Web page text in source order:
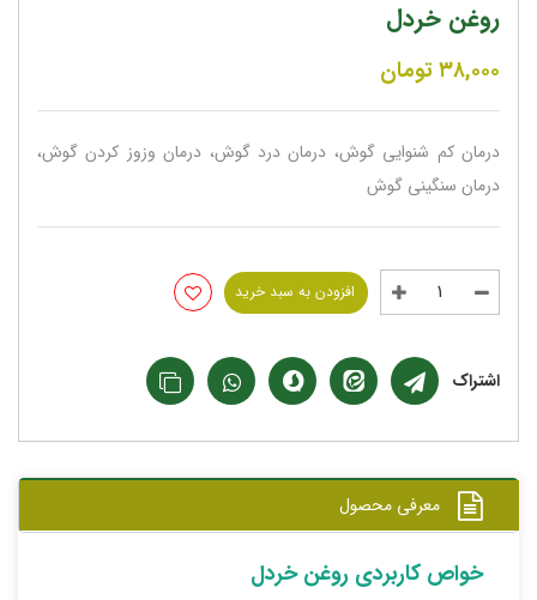
روغن خردل
۳۸,۰۰۰تومان
درمان کم شنوایی گوش، درمان درد گوش، درمان وزوز کردن گوش،
درمان سنگینی گوش
افزودن به سبد خرید
اشتراک
معرفی محصول
خواص کاربردی روغن خردل